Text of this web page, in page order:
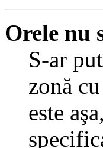
Orele nu
S-ar
zonă
este